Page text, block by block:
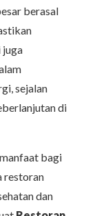
berasal
juga
sejalan
di
bagi
restoran
dan